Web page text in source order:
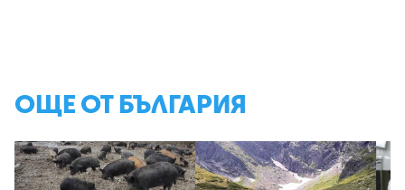
ОЩЕ ОТ БЪЛГАРИЯ